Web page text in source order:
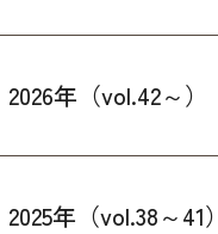
2026年（vol.42～）
2025年（vol.38～41）